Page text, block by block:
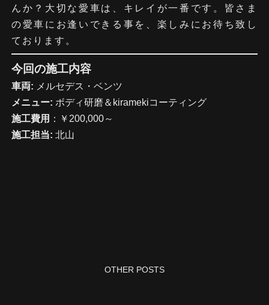
んか？大切な愛車は、キレイが一番です。皆さま
の愛車にお逢いできる事を、楽しみにお待ち致し
ております。
今回の施工内容
車両: メルセデス・ベンツ
メニュー: ボディ研磨＆kiramekiコーティング
施工費用 ：￥200,000～
施工担当: 北山
OTHER POSTS